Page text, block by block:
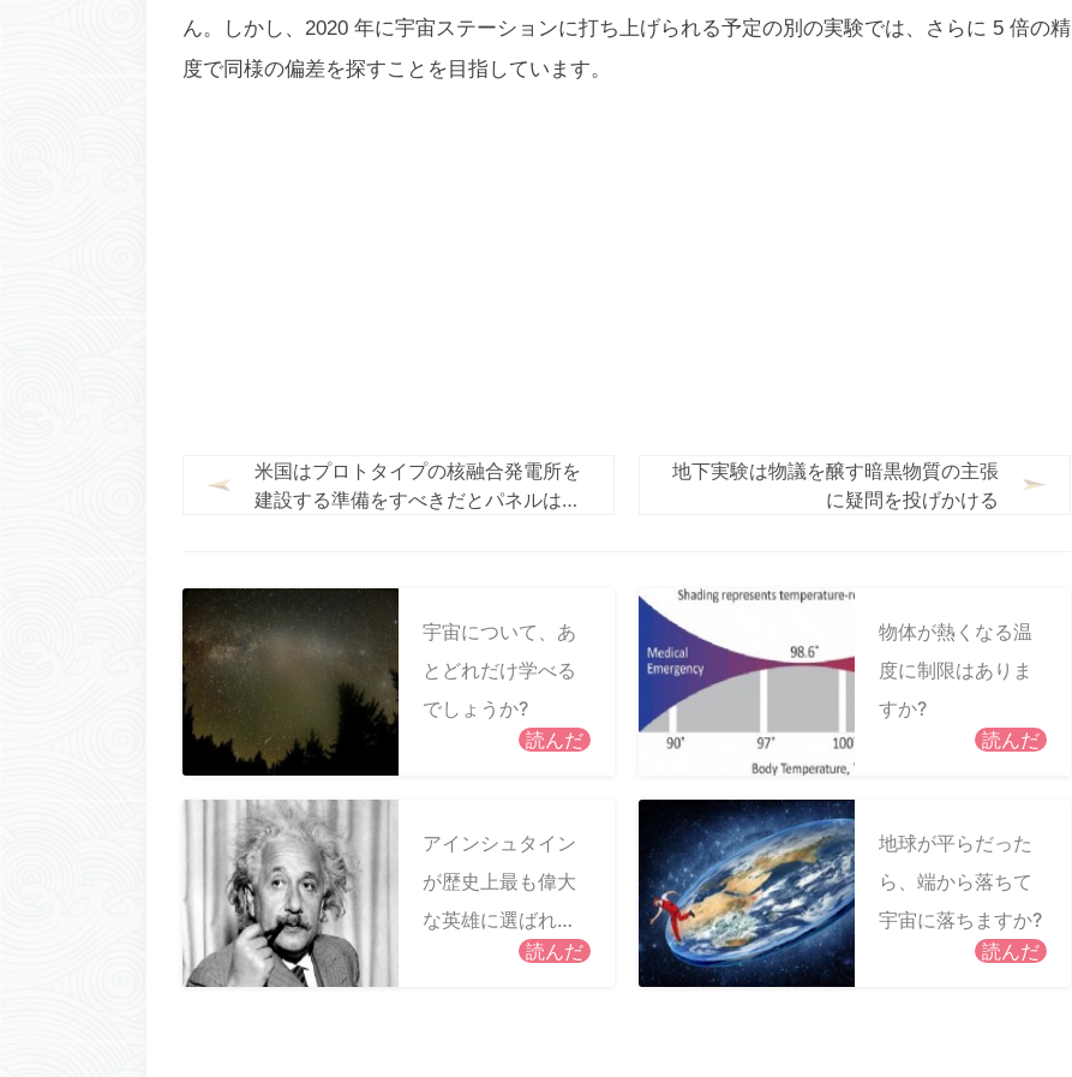
ん。しかし、2020 年に宇宙ステーションに打ち上げられる予定の別の実験では、さらに 5 倍の精
度で同様の偏差を探すことを目指しています。
米国はプロトタイプの核融合発電所を
建設する準備をすべきだとパネルは言
地下実験は物議を醸す暗黒物質の主張
に疑問を投げかける
宇宙について、あ
とどれだけ学べる
でしょうか?
読んだ
物体が熱くなる温
度に制限はありま
すか?
読んだ
アインシュタイン
が歴史上最も偉大
な英雄に選ばれた
読んだ
地球が平らだった
ら、端から落ちて
宇宙に落ちますか?
読んだ